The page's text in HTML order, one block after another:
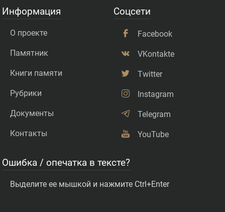
Информация
О проекте
Памятник
Книги памяти
Рубрики
Документы
Контакты
Соцсети
Facebook
VKontakte
Twitter
Instagram
Telegram
YouTube
Ошибка / опечатка в тексте?
Выделите ее мышкой и нажмите Ctrl+Enter